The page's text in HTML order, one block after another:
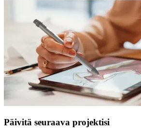
Päivitä seuraava projektisi